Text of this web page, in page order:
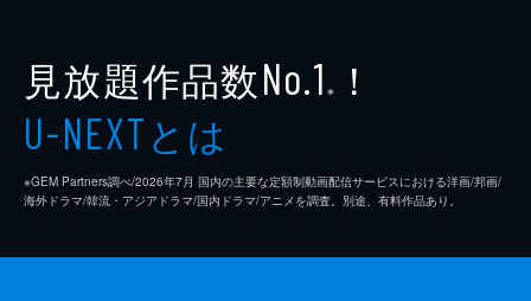
見放題作品数No.1 ※ ！
U-NEXTとは
※GEM Partners調べ/2026年7⽉ 国内の主要な定額制動画配信サービスにおける洋画/邦画/
海外ドラマ/韓流・アジアドラマ/国内ドラマ/アニメを調査。別途、有料作品あり。